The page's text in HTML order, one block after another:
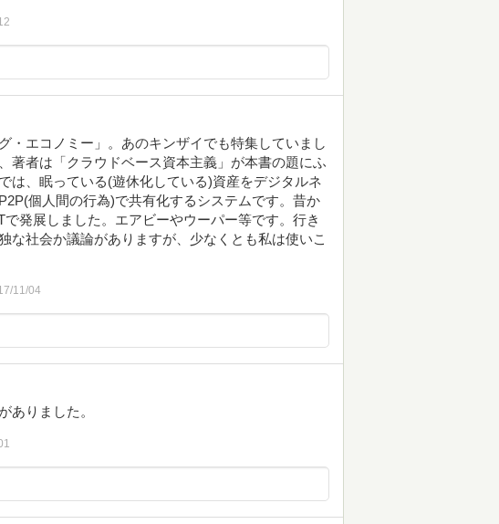
・エコノミー」。あのキンザイでも特集していまし
著者は「クラウドベース資本主義」が本書の題にふ
は、眠っている(遊休化している)資産をデジタルネ
個人間の行為)で共有化するシステムです。昔か
発展しました。エアビーやウーパー等です。行き
な社会か議論がありますが、少なくとも私は使いこ
11/04
ありました。